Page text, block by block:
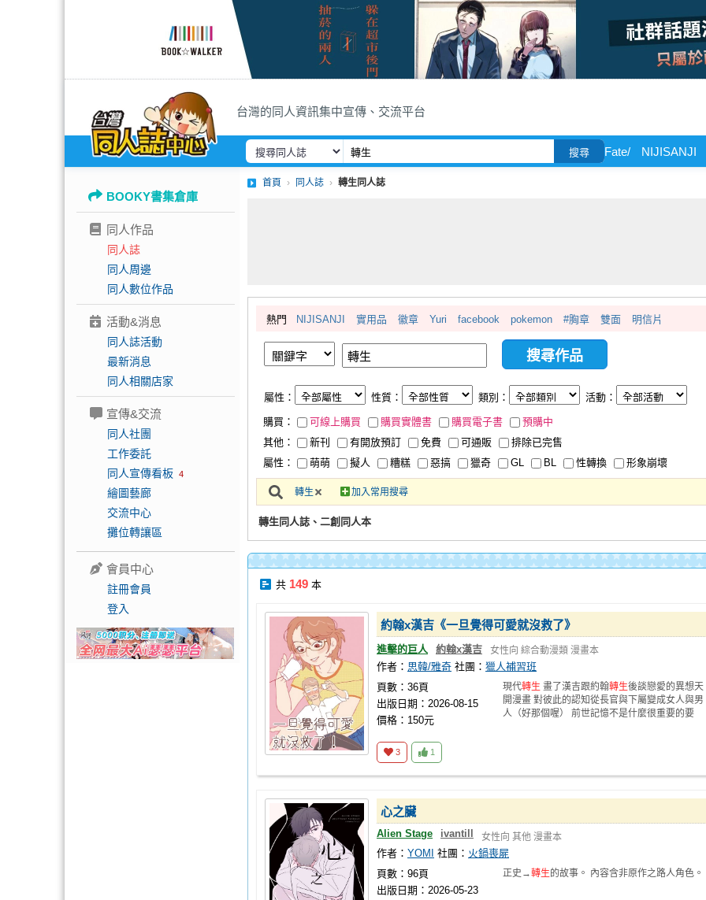
台灣的同人資訊集中宣傳、交流平台
搜尋 Fate/ NIJISANJI
BOOKY書集倉庫
同人作品
同人誌
同人周邊
同人數位作品
活動&消息
同人誌活動
最新消息
同人相關店家
宣傳&交流
同人社團
工作委託
同人宣傳看板 4
繪圖藝廊
交流中心
攤位轉讓區
會員中心
註冊會員
登入
首頁 同人誌 轉生同人誌
熱門 NIJISANJI 實用品 徽章 Yuri facebook pokemon #胸章 雙面 明信片
屬性： 性質： 類別： 活動：
購買： 可線上購買 購買實體書 購買電子書
預購中
其他：
新刊 有開放預訂 免費 可通販
排除已完售
屬性：
萌萌 擬人 糟糕 惡搞 獵奇 GL BL 性轉換 形象崩壞
轉生 加入常用搜尋
轉生同人誌、二創同人本
共 149 本
約翰x漢吉《一旦覺得可愛就沒救了》
進擊的巨人 約翰x漢吉 女性向 綜合動漫類 漫畫本
作者： 思韓/雅奇 社團： 獵人補習班
頁數：36頁
出版日期：2026-08-15
價格：150元
現代轉生 畫了漢吉跟約翰轉生後談戀愛的異想天
開漫畫 對彼此的認知從長官與下屬變成女人與男
人（好那個喔） 前世記憶不是什麼很重要的要
3 1
心之臟
Alien Stage ivantill 女性向 其他 漫畫本
作者： YOMI 社團： 火鍋喪屍
頁數：96頁
出版日期：2026-05-23
正史→轉生的故事。 內容含非原作之路人角色。